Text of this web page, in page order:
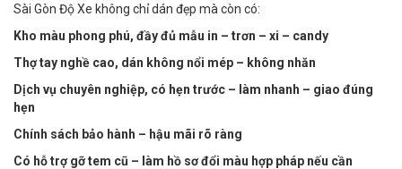
Sài Gòn Độ Xe không chỉ dán đẹp mà còn có:
Kho màu phong phú, đầy đủ mẫu in – trơn – xi – candy
Thợ tay nghề cao, dán không nổi mép – không nhăn
Dịch vụ chuyên nghiệp, có hẹn trước – làm nhanh – giao đúng
hẹn
Chính sách bảo hành – hậu mãi rõ ràng
Có hỗ trợ gỡ tem cũ – làm hồ sơ đổi màu hợp pháp nếu cần